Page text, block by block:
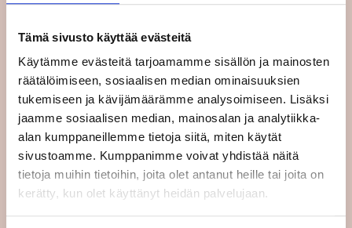
Tämä sivusto käyttää evästeitä
Käytämme evästeitä tarjoamamme sisällön ja mainosten
räätälöimiseen, sosiaalisen median ominaisuuksien
tukemiseen ja kävijämäärämme analysoimiseen. Lisäksi
jaamme sosiaalisen median, mainosalan ja analytiikka-
alan kumppaneillemme tietoja siitä, miten käytät
sivustoamme. Kumppanimme voivat yhdistää näitä
tietoja muihin tietoihin, joita olet antanut heille tai joita on
kerätty, kun olet käyttänyt heidän palvelujaan.
Jatkossa komissio seuraisi, kuinka maat
huomioivat sosiaalirahaston tukien
käytössään nämä maakohtaiset suositukset.
Tämä tapahtuisi taloudellisen ohjausjakson
puitteissa. Tarvittaessa komissio kehottaisi
maita muuttamaan varojenkäyttöään. Tukien
epääminen olisi kuitenkin vasta viimesijainen
keino.
Kuluvalla budjettikaudella rahoituksesta 65